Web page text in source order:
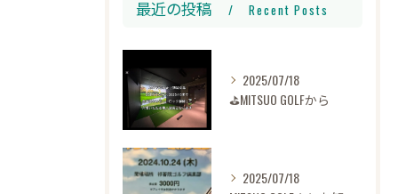
最近の投稿 Recent Posts
2025/07/18
⛳️MITSUO GOLFから
2025/07/18